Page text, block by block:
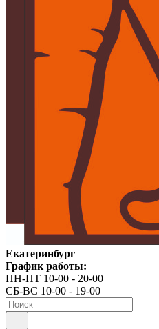
Екатеринбург
График работы:
ПН-ПТ 10-00 - 20-00
СБ-ВС 10-00 - 19-00